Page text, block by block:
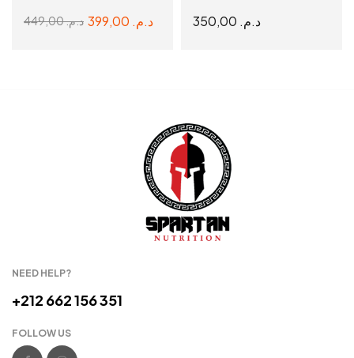
د.م.449,00 د.م. د.م.
NEED HELP?
+212 662 156 351
FOLLOW US